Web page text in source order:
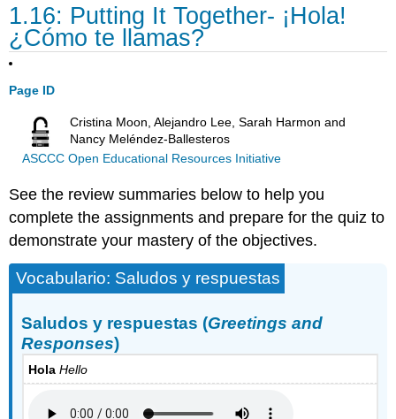
1.16: Putting It Together- ¡Hola!
¿Cómo te llamas?
Page ID
Cristina Moon, Alejandro Lee, Sarah Harmon and
Nancy Meléndez-Ballesteros
ASCCC Open Educational Resources Initiative
See the review summaries below to help you
complete the assignments and prepare for the quiz to
demonstrate your mastery of the objectives.
Vocabulario: Saludos y respuestas
Saludos y respuestas (Greetings and
Responses)
Hola Hello